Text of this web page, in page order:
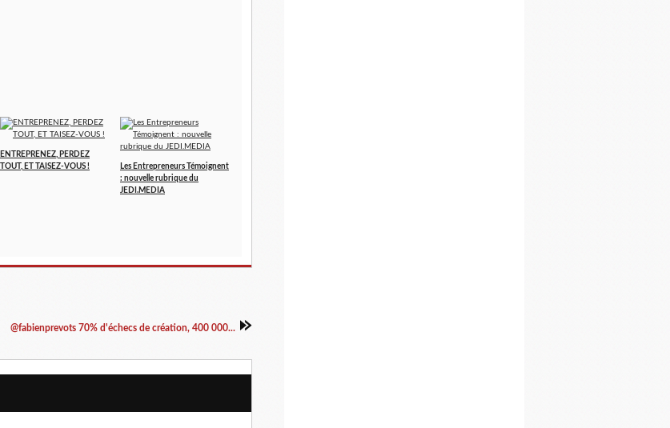
ENTREPRENEZ, PERDEZ
TOUT, ET TAISEZ-VOUS !
Les Entrepreneurs Témoignent
: nouvelle rubrique du
JEDI.MEDIA
@fabienprevots 70% d'échecs de création, 400 000...